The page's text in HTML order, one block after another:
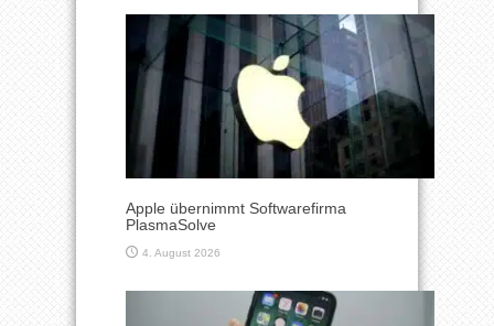
Apple übernimmt Softwarefirma
PlasmaSolve
4. August 2026